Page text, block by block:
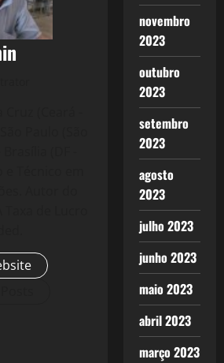
novembro
2023
outubro
2023
setembro
2023
agosto
2023
julho 2023
junho 2023
maio 2023
abril 2023
março 2023